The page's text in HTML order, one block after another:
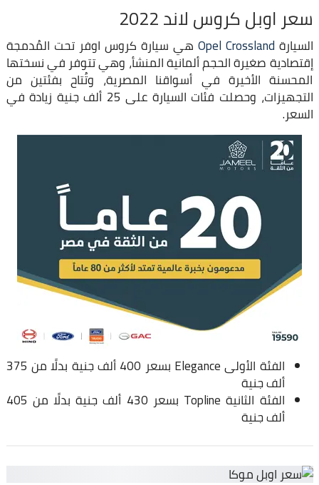
سعر اوبل كروس لاند 2022
السيارة Opel Crossland هي سيارة كروس اوفر تحت المُدمجة
إقتصادية صغيرة الحجم ألمانية المنشأ، وهي تتوفر في نسختها
المحسنة الأخيرة في أسواقنا المصرية، وتُتاح بفئتين من
التجهيزات، وحصلت فئات السيارة على 25 ألف جنية زيادة في
السعر.
الفئة الأولى Elegance بسعر 400 ألف جنية بدلًا من 375
ألف جنية
الفئة الثانية Topline بسعر 430 ألف جنية بدلًا من 405
ألف جنية